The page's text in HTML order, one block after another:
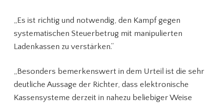
„Es ist richtig und notwendig, den Kampf gegen
systematischen Steuerbetrug mit manipulierten
Ladenkassen zu verstärken.“
„Besonders bemerkenswert in dem Urteil ist die sehr
deutliche Aussage der Richter, dass elektronische
Kassensysteme derzeit in nahezu beliebiger Weise